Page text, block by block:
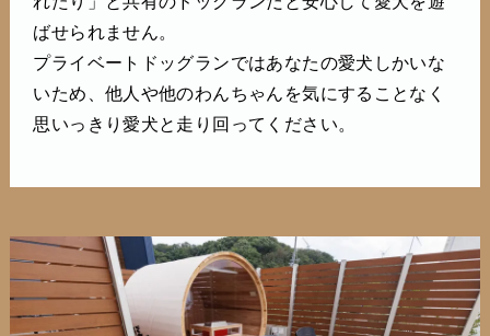
ばせられません。
プライベートドッグランではあなたの愛犬しかいな
いため、他人や他のわんちゃんを気にすることなく
思いっきり愛犬と走り回ってください。